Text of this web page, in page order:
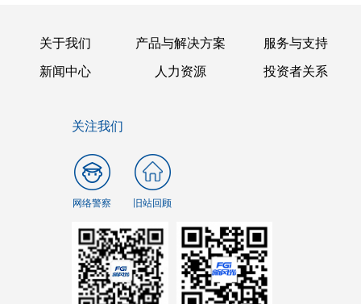
关于我们 产品与解决方案 服务与支持
新闻中心 人力资源 投资者关系
关注我们
网络警察 旧站回顾